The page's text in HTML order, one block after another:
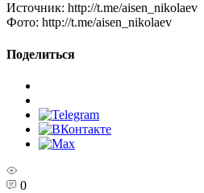
Источник: http://t.me/aisen_nikolaev
Фото: http://t.me/aisen_nikolaev
Поделиться
0